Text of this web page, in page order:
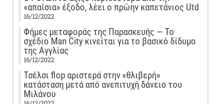
«απαίσια» έξοδο, λέει ο πρώην καπετάνιος Utd
16/12/2022
Φήμες μεταφοράς της Παρασκευής — Το
σχέδιο Man City κινείται για το βασικό δίδυμο
της Αγγλίας
16/12/2022
Τσέλσι flop αριστερά στην «θλιβερή»
κατάσταση μετά από ανεπιτυχή δάνειο του
Μιλάνου